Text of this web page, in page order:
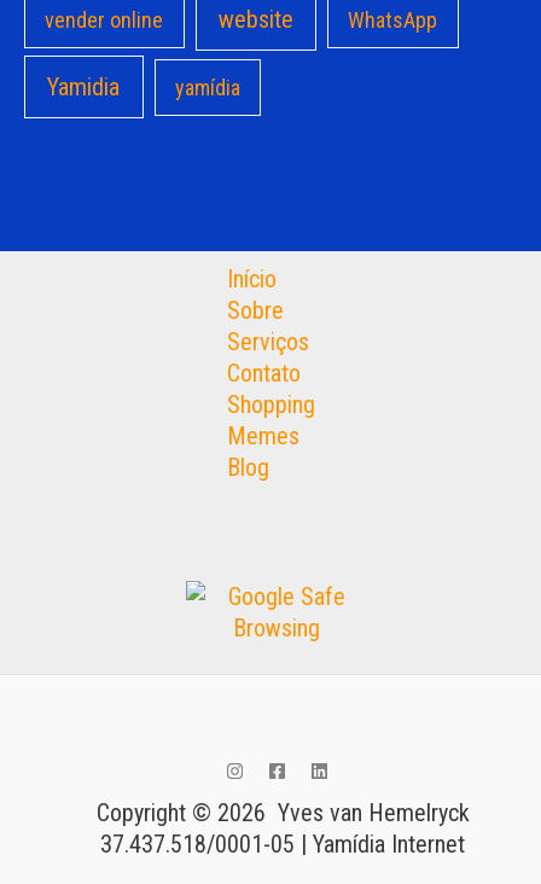
vender online website WhatsApp
Yamidia yamídia
Início
Sobre
Serviços
Contato
Shopping
Memes
Blog
Copyright © 2026 Yves van Hemelryck
37.437.518/0001-05 | Yamídia Internet